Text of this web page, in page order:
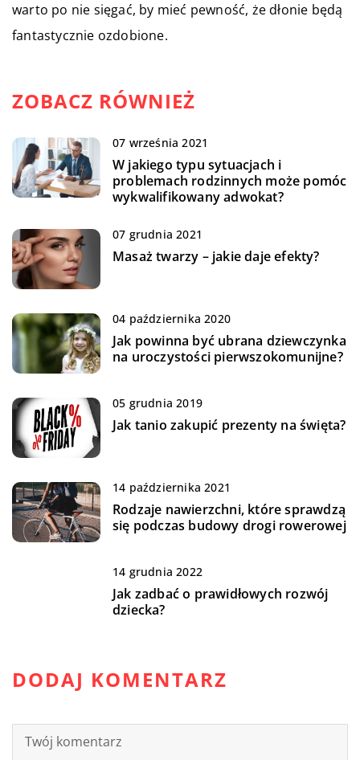
warto po nie sięgać, by mieć pewność, że dłonie będą
fantastycznie ozdobione.
ZOBACZ RÓWNIEŻ
07 września 2021
W jakiego typu sytuacjach i
problemach rodzinnych może pomóc
wykwalifikowany adwokat?
07 grudnia 2021
Masaż twarzy – jakie daje efekty?
04 października 2020
Jak powinna być ubrana dziewczynka
na uroczystości pierwszokomunijne?
05 grudnia 2019
Jak tanio zakupić prezenty na święta?
14 października 2021
Rodzaje nawierzchni, które sprawdzą
się podczas budowy drogi rowerowej
14 grudnia 2022
Jak zadbać o prawidłowych rozwój
dziecka?
DODAJ KOMENTARZ